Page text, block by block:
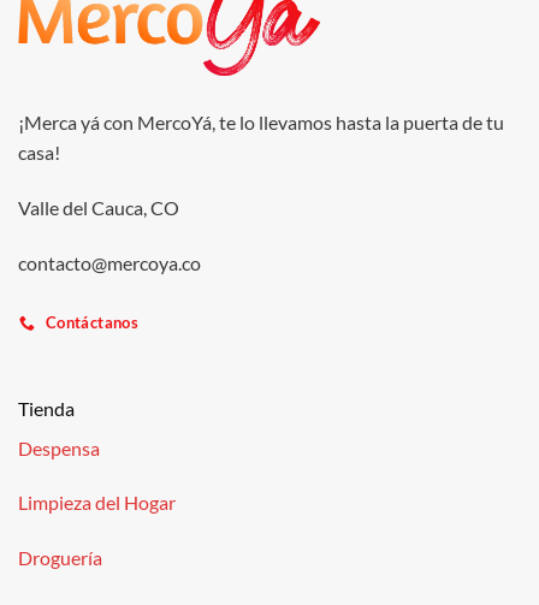
¡Merca yá con MercoYá, te lo llevamos hasta la puerta de tu
casa!
Valle del Cauca, CO
contacto@mercoya.co
Contáctanos
Tienda
Despensa
Limpieza del Hogar
Droguería